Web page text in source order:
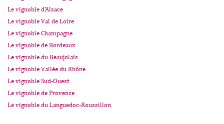
Le vignoble d'Alsace
Le vignoble Val de Loire
Le vignoble Champagne
Le vignoble de Bordeaux
Le vignoble du Beaujolais
Le vignoble Vallée du Rhône
Le vignoble Sud-Ouest
Le vignoble de Provence
Le vignoble du Languedoc-Roussillon